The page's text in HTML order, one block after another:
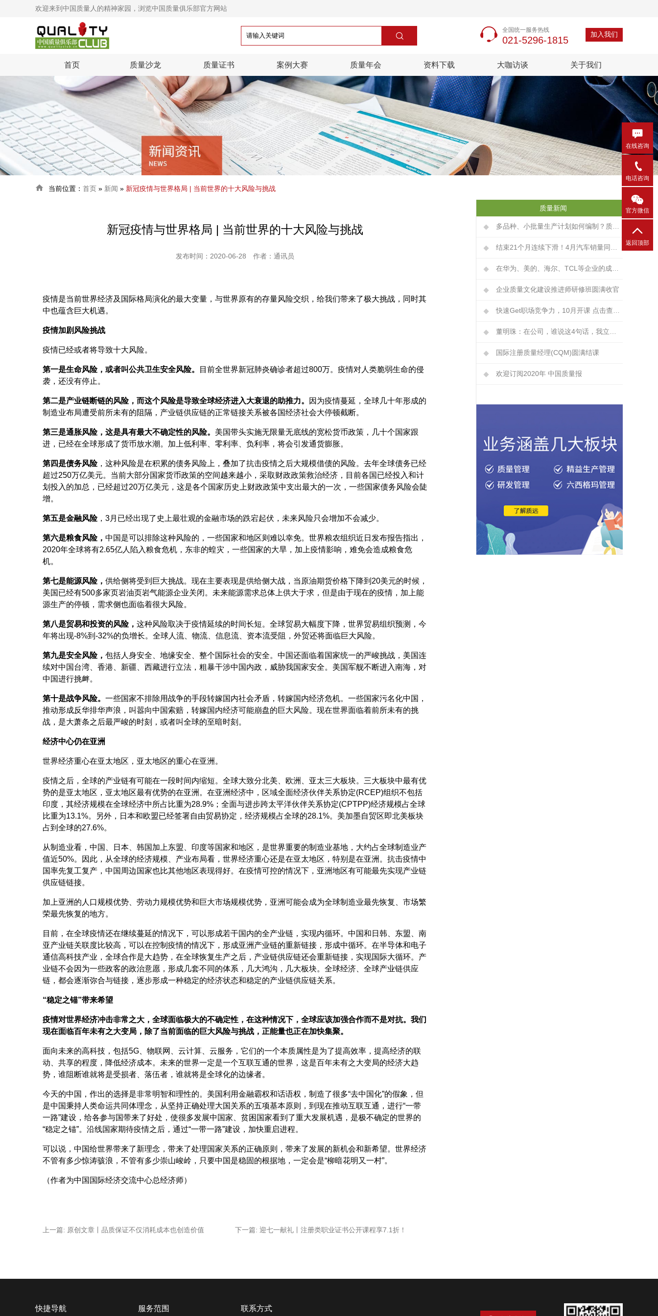
欢迎来到中国质量人的精神家园，浏览中国质量俱乐部官方网站
 加入我们
全国统一服务热线
021-5296-1815
首页 质量沙龙 质量证书 案例大赛 质量年会 资料下载 大咖访谈 关于我们
 当前位置： 首页 » 新闻 » 新冠疫情与世界格局 | 当前世界的十大风险与挑战
新冠疫情与世界格局 | 当前世界的十大风险与挑战
发布时间：2020-06-28 作者：通讯员
疫情是当前世界经济及国际格局演化的最大变量，与世界原有的存量风险交织，给我们带来了极大挑战，同时其
中也蕴含巨大机遇。
疫情加剧风险挑战
疫情已经或者将导致十大风险。
第一是生命风险，或者叫公共卫生安全风险。
目前全世界新冠肺炎确诊者超过800万。疫情对人类脆弱生命的侵
袭，还没有停止。
第二是产业链断链的风险，而这个风险是导致全球经济进入大衰退的助推力。
因为疫情蔓延，全球几十年形成的
制造业布局遭受前所未有的阻隔，产业链供应链的正常链接关系被各国经济社会大停顿截断。
第三是通胀风险，这是具有最大不确定性的风险。 美国带头实施无限量无底线的宽松货币政策，几十个国家跟
进，已经在全球形成了货币放水潮。加上低利率、零利率、负利率，将会引发通货膨胀。
第四是债务风险，这种风险是在积累的债务风险上，叠加了抗击疫情之后大规模借债的风险。去年全球债务已经
超过250万亿美元。当前大部分国家货币政策的空间越来越小，采取财政政策救治经济，目前各国已经投入和计
划投入的加总，已经超过20万亿美元，这是各个国家历史上财政政策中支出最大的一次，一些国家债务风险会陡
增。
第五是金融风险，3月已经出现了史上最壮观的金融市场的跌宕起伏，未来风险只会增加不会减少。
第六是粮食风险， 中国是可以排除这种风险的，一些国家和地区则难以幸免。世界粮农组织近日发布报告指出，
2020年全球将有2.65亿人陷入粮食危机，东非的蝗灾，一些国家的大旱，加上疫情影响，难免会造成粮食危
机。
第七是能源风险， 供给侧将受到巨大挑战。现在主要表现是供给侧大战，当原油期货价格下降到20美元的时候，
美国已经有500多家页岩油页岩气能源企业关闭。未来能源需求总体上供大于求，但是由于现在的疫情，加上能
源生产的停顿，需求侧也面临着很大风险。
第八是贸易和投资的风险， 这种风险取决于疫情延续的时间长短。全球贸易大幅度下降，世界贸易组织预测，今
年将出现-8%到-32%的负增长。全球人流、物流、信息流、资本流受阻，外贸还将面临巨大风险。
第九是安全风险， 包括人身安全、地缘安全、整个国际社会的安全。中国还面临着国家统一的严峻挑战，美国连
续对中国台湾、香港、新疆、西藏进行立法，粗暴干涉中国内政，威胁我国家安全。美国军舰不断进入南海，对
中国进行挑衅。
第十是战争风险。 一些国家不排除用战争的手段转嫁国内社会矛盾，转嫁国内经济危机。一些国家污名化中国，
推动形成反华排华声浪，叫嚣向中国索赔，转嫁国内经济可能崩盘的巨大风险。现在世界面临着前所未有的挑
战，是大萧条之后最严峻的时刻，或者叫全球的至暗时刻。
经济中心仍在亚洲
世界经济重心在亚太地区，亚太地区的重心在亚洲。
疫情之后，全球的产业链有可能在一段时间内缩短。全球大致分北美、欧洲、亚太三大板块。三大板块中最有优
势的是亚太地区，亚太地区最有优势的在亚洲。在亚洲经济中，区域全面经济伙伴关系协定(RCEP)组织不包括
印度，其经济规模在全球经济中所占比重为28.9%；全面与进步跨太平洋伙伴关系协定(CPTPP)经济规模占全球
比重为13.1%。另外，日本和欧盟已经签署自由贸易协定，经济规模占全球的28.1%。美加墨自贸区即北美板块
占到全球的27.6%。
从制造业看，中国、日本、韩国加上东盟、印度等国家和地区，是世界重要的制造业基地，大约占全球制造业产
值近50%。因此，从全球的经济规模、产业布局看，世界经济重心还是在亚太地区，特别是在亚洲。抗击疫情中
国率先复工复产，中国周边国家也比其他地区表现得好。在疫情可控的情况下，亚洲地区有可能最先实现产业链
供应链链接。
加上亚洲的人口规模优势、劳动力规模优势和巨大市场规模优势，亚洲可能会成为全球制造业最先恢复、市场繁
荣最先恢复的地方。
目前，在全球疫情还在继续蔓延的情况下，可以形成若干国内的全产业链，实现内循环。中国和日韩、东盟、南
亚产业链关联度比较高，可以在控制疫情的情况下，形成亚洲产业链的重新链接，形成中循环。在半导体和电子
通信高科技产业，全球合作是大趋势，在全球恢复生产之后，产业链供应链还会重新链接，实现国际大循环。产
业链不会因为一些政客的政治意愿，形成几套不同的体系，几大鸿沟，几大板块。全球经济、全球产业链供应
链，都会逐渐弥合与链接，逐步形成一种稳定的经济状态和稳定的产业链供应链关系。
“稳定之锚”带来希望
疫情对世界经济冲击非常之大，全球面临极大的不确定性，在这种情况下，全球应该加强合作而不是对抗。我们
现在面临百年未有之大变局，除了当前面临的巨大风险与挑战，正能量也正在加快集聚。
面向未来的高科技，包括5G、物联网、云计算、云服务，它们的一个本质属性是为了提高效率，提高经济的联
动、共享的程度，降低经济成本。未来的世界一定是一个互联互通的世界，这是百年未有之大变局的经济大趋
势，谁阻断谁就将是受损者、落伍者，谁就将是全球化的边缘者。
今天的中国，作出的选择是非常明智和理性的。美国利用金融霸权和话语权，制造了很多“去中国化”的假象，但
是中国秉持人类命运共同体理念，从坚持正确处理大国关系的五项基本原则，到现在推动互联互通，进行“一带
一路”建设，给各参与国带来了好处，使很多发展中国家、贫困国家看到了重大发展机遇，是极不确定的世界的
“稳定之锚”。沿线国家期待疫情之后，通过“一带一路”建设，加快重启进程。
可以说，中国给世界带来了新理念，带来了处理国家关系的正确原则，带来了发展的新机会和新希望。世界经济
不管有多少惊涛骇浪，不管有多少崇山峻岭，只要中国是稳固的根据地，一定会是“柳暗花明又一村”。
（作者为中国国际经济交流中心总经济师）
上一篇: 原创文章丨品质保证不仅消耗成本也创造价值 下一篇: 迎七一献礼丨注册类职业证书公开课程享7.1折！
质量新闻
企业质量文化建设推进师研修班圆满收官
国际注册质量经理(CQM)圆满结课
欢迎订阅2020年 中国质量报
快捷导航 服务范围 联系方式

在线咨询

电话咨询

官方微信

返回顶部